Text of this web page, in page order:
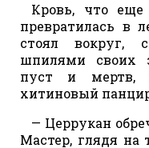
Кровь, что
превратилась в
стоял вокруг,
шпилями своих
пуст и мертв,
хитиновый
— Церрукан
Мастер, глядя на